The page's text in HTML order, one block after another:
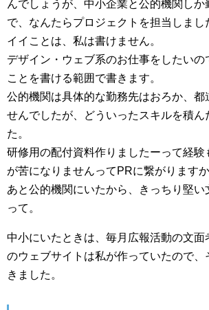
んでしょうが、中小企業と公的機関し
で、なんたらプロジェクトを担当しまし
イイことは、私は書けません。
デザイン・ウェブ系のお仕事をしたいの
ことを書ける範囲で書きます。
公的機関は具体的な勤務先はおろか、都
せんでしたが、どういったスキルを積ん
た。
研修用の配付資料作りましたーって経験
が苦になりませんってPRに繋がりますか
あと公的機関にいたから、きっちり堅い
って。
中小にいたときは、毎月広報活動の文面
のウェブサイトは私が作っていたので、
きました。